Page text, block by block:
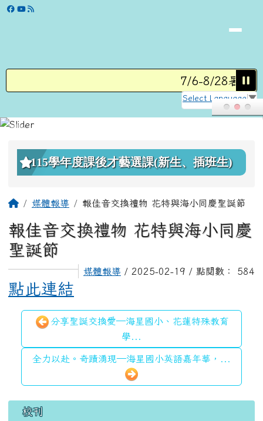
跳至主內容區
學校網站
7/6-8/28暑假營
Select Language ▼
上中區域內容
115學年度課後才藝選課(新生、插班生)
主內容區域
回首頁媒體報導 報佳音交換禮物 花特與海小同慶聖誕節
報佳音交換禮物 花特與海小同慶
聖誕節
媒體報導 / 2025-02-19 / 點閱數： 584
點此連結
分享聖誕交換愛—海星國小、花蓮特殊教育
學...
全力以赴。奇蹟湧現—海星國小英語嘉年華，...
左邊區域內容
校刊